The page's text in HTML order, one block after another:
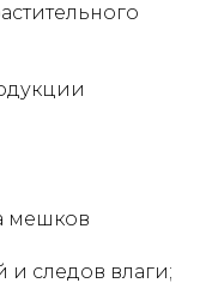
мешков
и следов влаги;